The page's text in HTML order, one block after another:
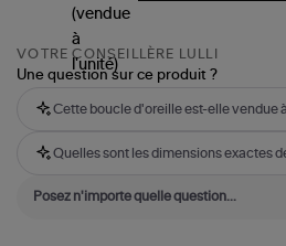
VOTRE CONSEILLÈRE LULLI
Une question sur ce produit ?
Cette boucle d'oreille est-elle vendue
Quelles sont les dimensions exactes